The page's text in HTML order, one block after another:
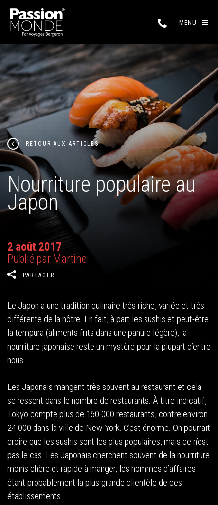
MENU
RETOUR AUX ARTICLES
Nourriture populaire au
Japon
2 août 2017
Publié par Martine
PARTAGER
Le Japon a une tradition culinaire très riche, variée et très
différente de la nôtre. En fait, à part les sushis et peut-être
la tempura (aliments frits dans une panure légère), la
nourriture japonaise reste un mystère pour la plupart d’entre
nous.
Les Japonais mangent très souvent au restaurant et cela
se ressent dans le nombre de restaurants. À titre indicatif,
Tokyo compte plus de 160 000 restaurants, contre environ
24 000 dans la ville de New York. C’est énorme. On pourrait
croire que les sushis sont les plus populaires, mais ce n’est
pas le cas. Les Japonais cherchent souvent de la nourriture
moins chère et rapide à manger, les hommes d’affaires
étant probablement la plus grande clientèle de ces
établissements.